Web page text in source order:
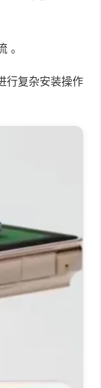
。
行复杂安装操作